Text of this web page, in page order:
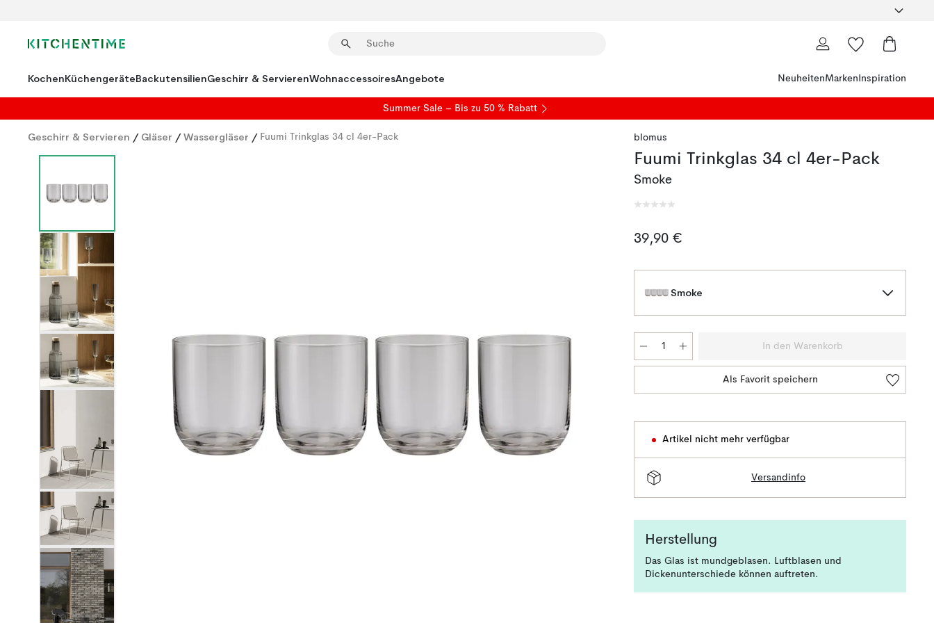
KochenKüchengeräteBackutensilienGeschirr & ServierenWohnaccessoiresAngebote NeuheitenMarken Inspiration
Summer Sale – Bis zu 50 % Rabatt
Geschirr & Servieren / Gläser / Wassergläser / Fuumi Trinkglas 34 cl 4er-Pack blomus
Fuumi Trinkglas 34 cl 4er-Pack
Smoke
39,90 €
Smoke
In den Warenkorb
Als Favorit speichern
Artikel nicht mehr verfügbar
Versandinfo
Herstellung
Das Glas ist mundgeblasen. Luftblasen und
Dickenunterschiede können auftreten.